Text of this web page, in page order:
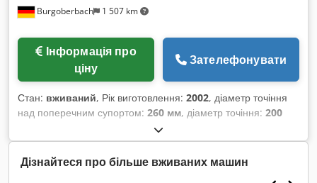
Burgoberbach 1 507 km
ціну
Зателефонувати
Стан: вживаний, Рік виготовлення: 2002, діаметр точіння
над поперечним супортом: 260 мм, діаметр точіння: 200
, максимальна швидкість шпинделя:
переміщення по осі X:160 мм, відстань переміщення осі Z:
450 мм, швидкий хід по осі X:20 м/хв, швидкий хід по осі Z:
30 м/хв
, загальна висота:
Дізнайтеся про більше вживаних машин